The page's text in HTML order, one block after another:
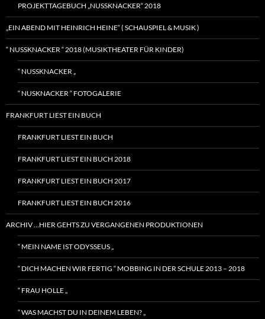
PROJEKTTAGEBUCH „NUSSKNACKER“ 2018
„EIN ABEND MIT HEINRICH HEINE“ ( SCHAUSPIEL & MUSIK )
“ NUSSKNACKER “ 2018 (MUSIKTHEATER FÜR KINDER)
“ NUSSKNACKER „
“ NUSKNACKER “ FOTOGALERIE
FRANKFURT LIEST EIN BUCH
FRANKFURT LIEST EIN BUCH
FRANKFURT LIEST EIN BUCH 2018
FRANKFURT LIEST EIN BUCH 2017
FRANKFURT LIEST EIN BUCH 2016
ARCHIV …HIER GEHTS ZU VERGANGENEN PRODUKTIONEN
“ MEIN NAME IST ODYSSEUS „
“ DICH MACHEN WIR FERTIG “ MOBBING IN DER SCHULE 2013 – 2018
“ FRAU HOLLE „
“ WAS MACHST DU IN DEINEM LEBEN? „